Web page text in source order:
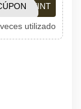
utilizado